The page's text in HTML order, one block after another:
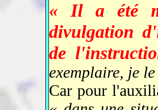
« Il a été
divulgation
de
exemplaire, je
Car pour